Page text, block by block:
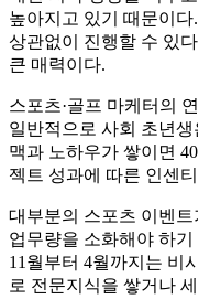
높아지고 있기 때문이
상관없이 진행할 수 있
큰 매력이다.
스포츠·골프 마케터의
일반적으로 사회 초년
맥과 노하우가 쌓이면
젝트 성과에 따른 인센
대부분의 스포츠 이벤
업무량을 소화해야 하
11월부터 4월까지는 비
로 전문지식을 쌓거나